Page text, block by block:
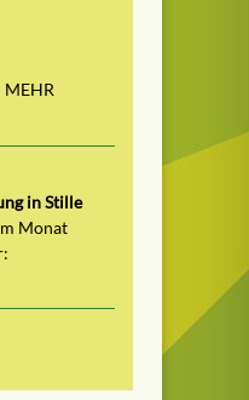
MEHR
in Stille
Monat